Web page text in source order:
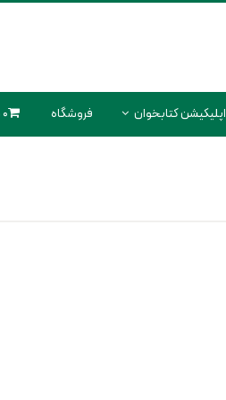
اپلیکیشن کتابخوان فروشگاه 0 محصول